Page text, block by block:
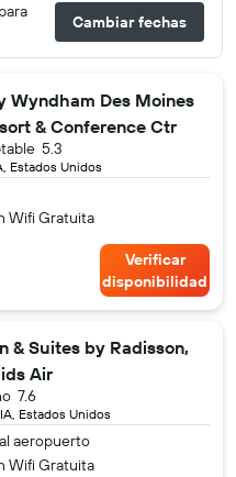
Cambiar fechas
Wyndham Des Moines
& Conference Ctr
Estados Unidos
5.3
Wifi Gratuita
Verificar
disponibilidad
& Suites by Radisson,
Air
Estados Unidos
7.6
aeropuerto
Wifi Gratuita